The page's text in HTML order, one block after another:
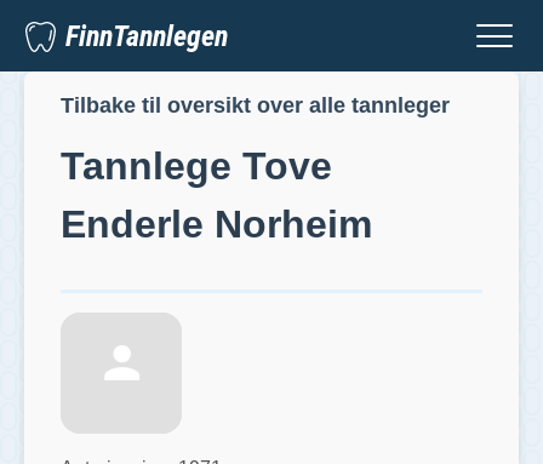
FinnTannlegen
Tilbake til oversikt over alle tannleger
Tannlege Tove
Enderle Norheim